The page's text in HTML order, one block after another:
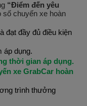
“Điểm đến yêu
số chuyến xe hoàn
đạt đầy đủ điều kiện
áp dụng.
thời gian áp dụng.
xe GrabCar hoàn
trình thưởng